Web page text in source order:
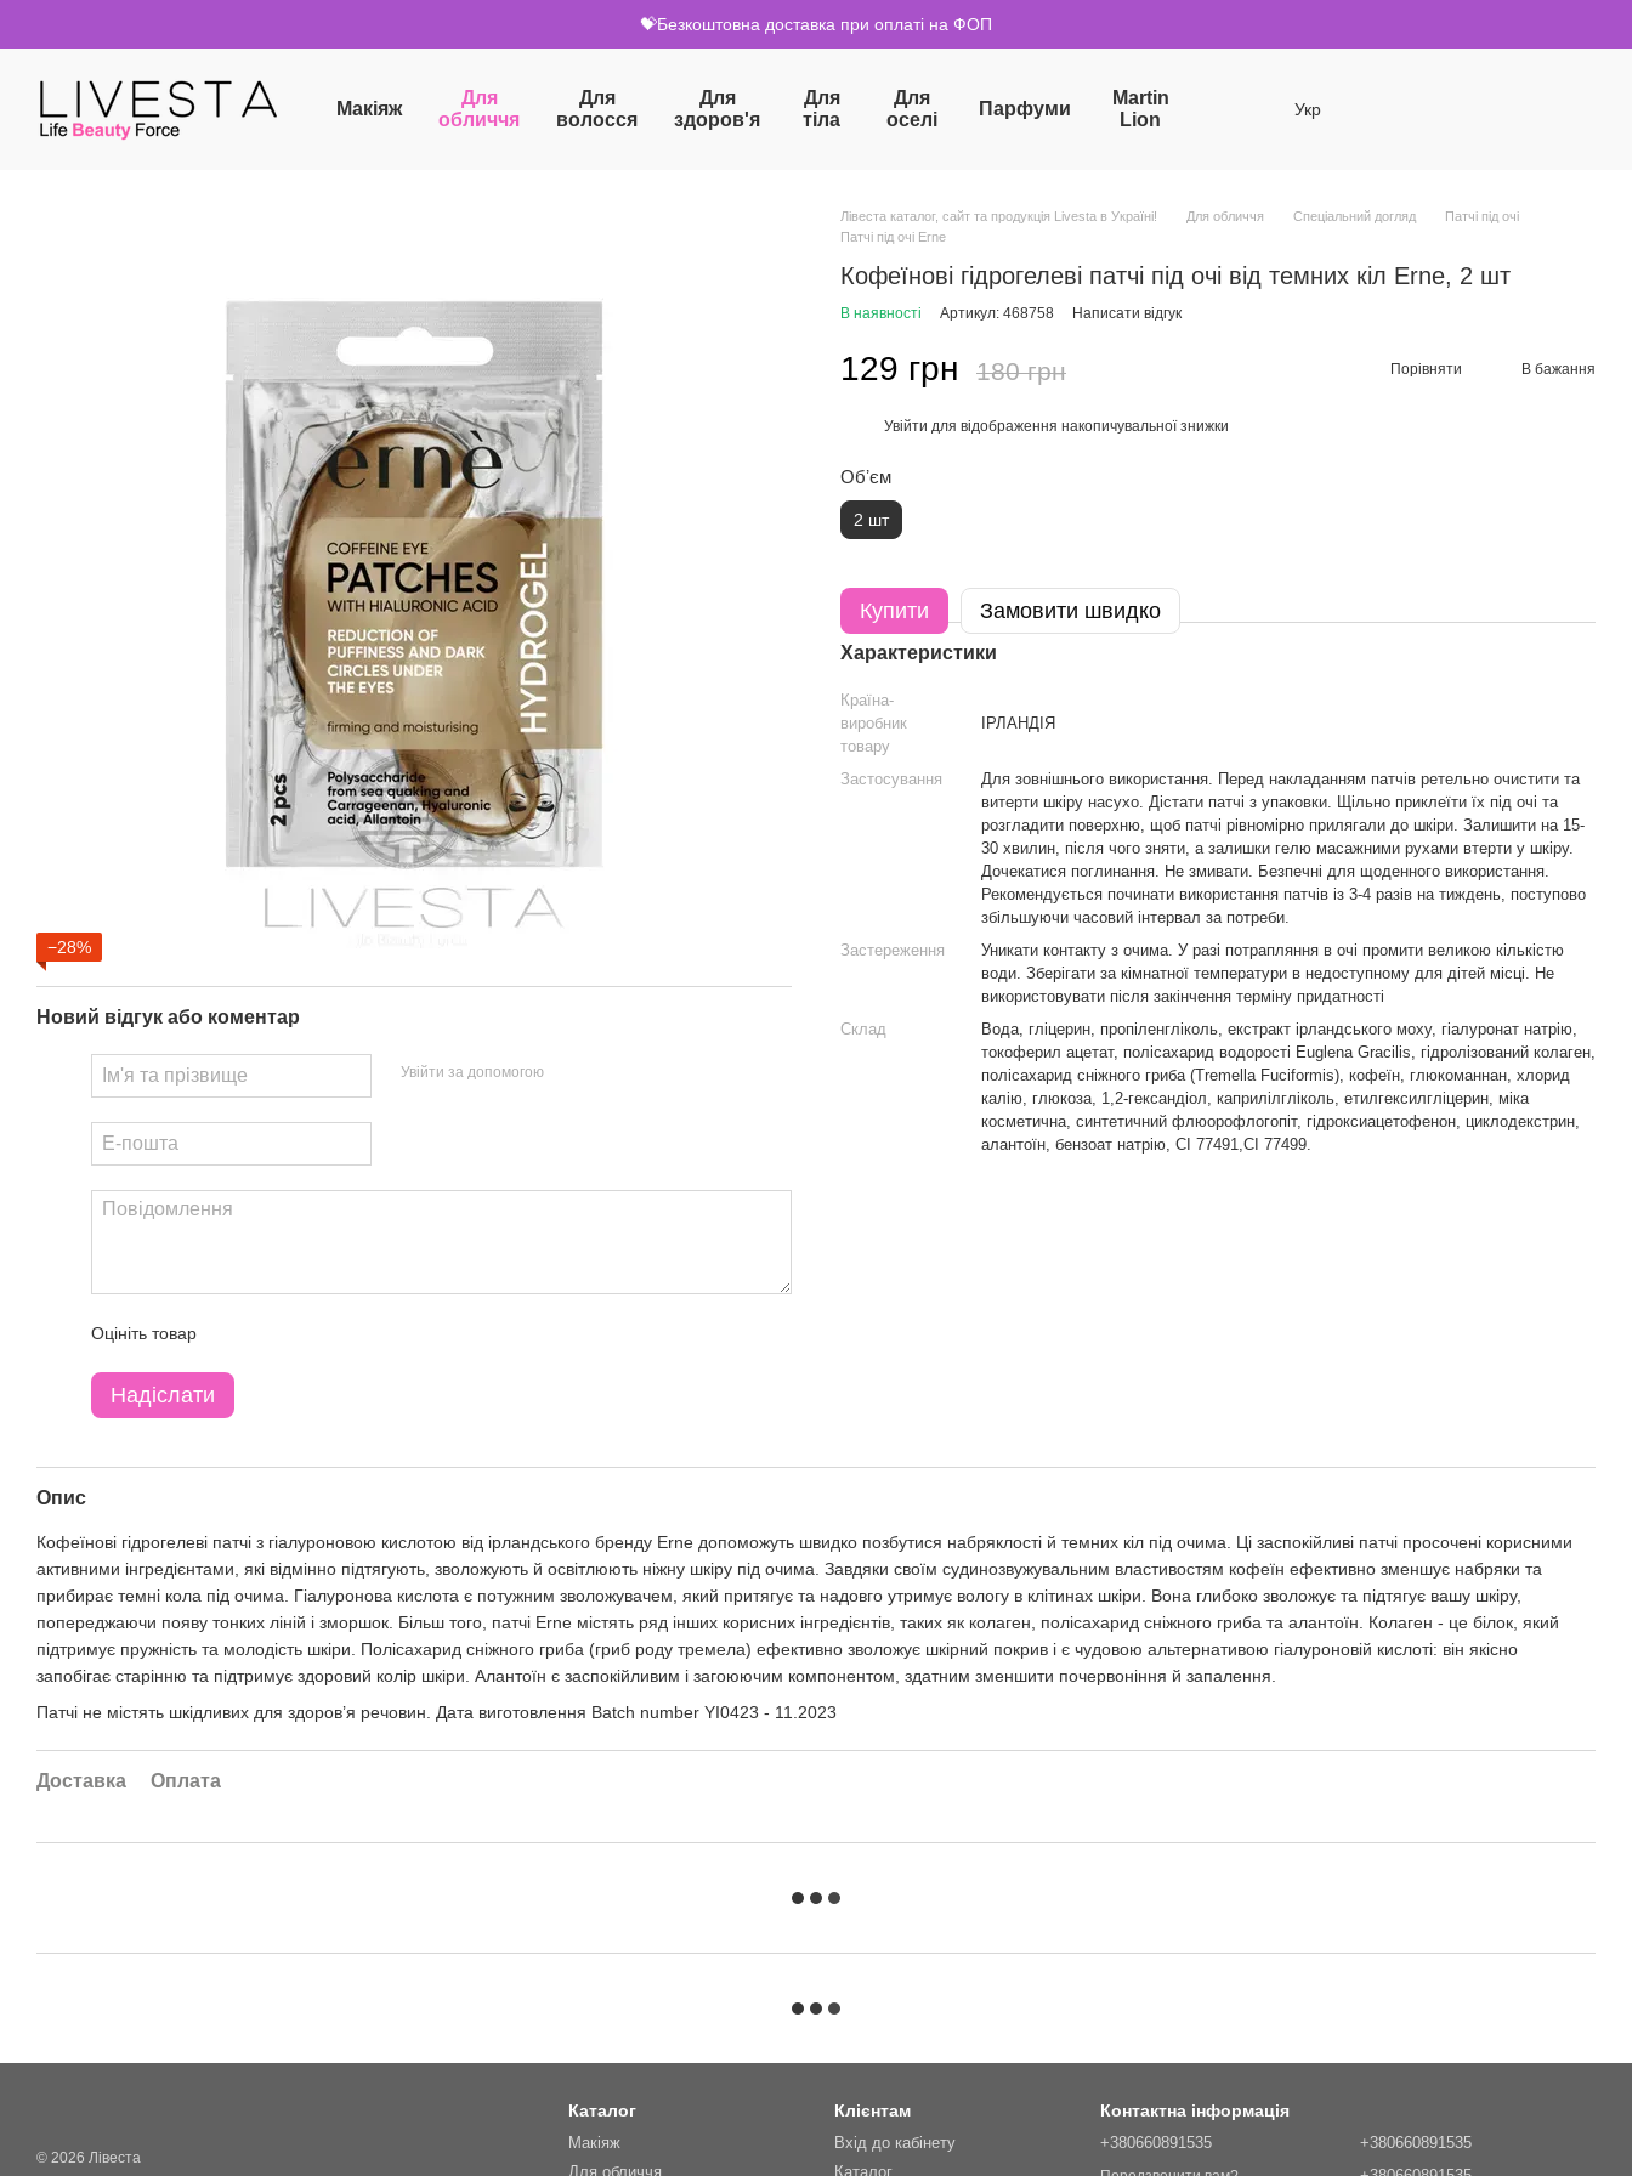
💝Безкоштовна доставка при оплаті на ФОП
Макіяж
Для
обличчя
Для
волосся
Для
здоров'я
Для
тіла
Для
оселі
Парфуми
Martin
Lion
Укр
−28%
Новий відгук або коментар
Увійти за допомогою
Оцініть товар
Надіслати
Лівеста каталог, сайт та продукція Livesta в Україні! Для обличчя Спеціальний догляд
Патчі під очі
Патчі під очі Erne
Кофеїнові гідрогелеві патчі під очі від темних кіл Erne, 2 шт
В наявності Артикул: 468758 Написати відгук
129 грн 180 грн Порівняти В бажання
Увійти для відображення накопичувальної знижки
Обʼєм
2 шт
Купити Замовити швидко
Характеристики
Країна-
виробник
товару
ІРЛАНДІЯ
Застосування
Для зовнішнього використання. Перед накладанням патчів ретельно очистити та
витерти шкіру насухо. Дістати патчі з упаковки. Щільно приклеїти їх під очі та
розгладити поверхню, щоб патчі рівномірно прилягали до шкіри. Залишити на 15-
30 хвилин, після чого зняти, а залишки гелю масажними рухами втерти у шкіру.
Дочекатися поглинання. Не змивати. Безпечні для щоденного використання.
Рекомендується починати використання патчів із 3-4 разів на тиждень, поступово
збільшуючи часовий інтервал за потреби.
Застереження
Уникати контакту з очима. У разі потрапляння в очі промити великою кількістю
води. Зберігати за кімнатної температури в недоступному для дітей місці. Не
використовувати після закінчення терміну придатності
Склад
Вода, гліцерин, пропіленгліколь, екстракт ірландського моху, гіалуронат натрію,
токоферил ацетат, полісахарид водорості Euglena Gracilis, гідролізований колаген,
полісахарид сніжного гриба (Tremella Fuciformis), кофеїн, глюкоманнан, хлорид
калію, глюкоза, 1,2-гександіол, каприлілгліколь, етилгексилгліцерин, міка
косметична, синтетичний флюорофлогопіт, гідроксиацетофенон, циклодекстрин,
алантоїн, бензоат натрію, CI 77491,CI 77499.
Опис
Кофеїнові гідрогелеві патчі з гіалуроновою кислотою від ірландського бренду Erne допоможуть швидко позбутися набряклості й темних кіл під очима. Ці заспокійливі патчі просочені корисними
активними інгредієнтами, які відмінно підтягують, зволожують й освітлюють ніжну шкіру під очима. Завдяки своїм судинозвужувальним властивостям кофеїн ефективно зменшує набряки та
прибирає темні кола під очима. Гіалуронова кислота є потужним зволожувачем, який притягує та надовго утримує вологу в клітинах шкіри. Вона глибоко зволожує та підтягує вашу шкіру,
попереджаючи появу тонких ліній і зморшок. Більш того, патчі Erne містять ряд інших корисних інгредієнтів, таких як колаген, полісахарид сніжного гриба та алантоїн. Колаген - це білок, який
підтримує пружність та молодість шкіри. Полісахарид сніжного гриба (гриб роду тремела) ефективно зволожує шкірний покрив і є чудовою альтернативою гіалуроновій кислоті: він якісно
запобігає старінню та підтримує здоровий колір шкіри. Алантоїн є заспокійливим і загоюючим компонентом, здатним зменшити почервоніння й запалення.
Патчі не містять шкідливих для здоров’я речовин. Дата виготовлення Batch number YI0423 - 11.2023
Доставка Оплата
© 2026 Лівеста
Каталог
Макіяж
Для обличчя
Клієнтам
Вхід до кабінету
Каталог
Контактна інформація
+380660891535
+380660891535